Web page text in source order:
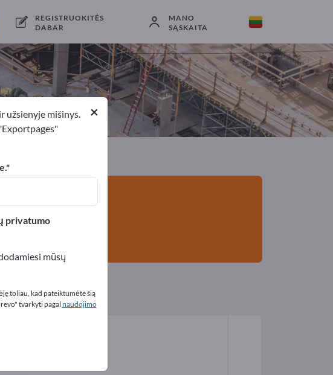
REGISTRUOKITĖS
DABAR
MANO
SĄSKAITA
Eksportuotojai 1 Gamintojai
×
užsienyje mišinys.
privatumo
mūsų
toliau, kad pateiktumėte šią
tvarkyti pagal naudojimo